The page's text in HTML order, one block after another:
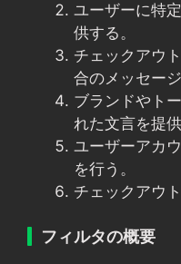
ユーザーに特
供する。
チェックアウ
合のメッセー
ブランドやト
れた文言を提供
ユーザーアカ
を行う。
チェックアウ
フィルタの概要